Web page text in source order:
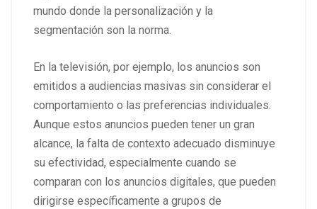
mundo donde la personalización y la
segmentación son la norma.
En la televisión, por ejemplo, los anuncios son
emitidos a audiencias masivas sin considerar el
comportamiento o las preferencias individuales.
Aunque estos anuncios pueden tener un gran
alcance, la falta de contexto adecuado disminuye
su efectividad, especialmente cuando se
comparan con los anuncios digitales, que pueden
dirigirse específicamente a grupos de